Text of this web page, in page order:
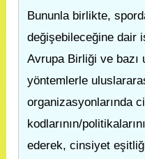
Bununla birlikte,
değişebileceğine dair
Avrupa Birliği ve bazı
yöntemlerle
organizasyonlarında
kodlarının/
ederek, cinsiyet